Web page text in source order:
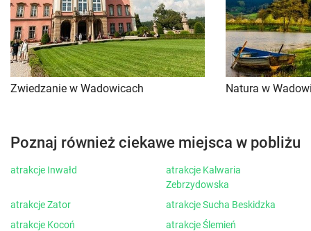
Zwiedzanie w Wadowicach Natura w
Poznaj również ciekawe miejsca w pobliżu
atrakcje Inwałd
atrakcje Kalwaria
Zebrzydowska
atrakcje Zator
atrakcje Sucha Beskidzka
atrakcje Kocoń
atrakcje Ślemień